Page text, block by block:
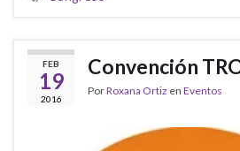
FEB
19
2016
Convención
PorRoxana Ortiz en Eventos